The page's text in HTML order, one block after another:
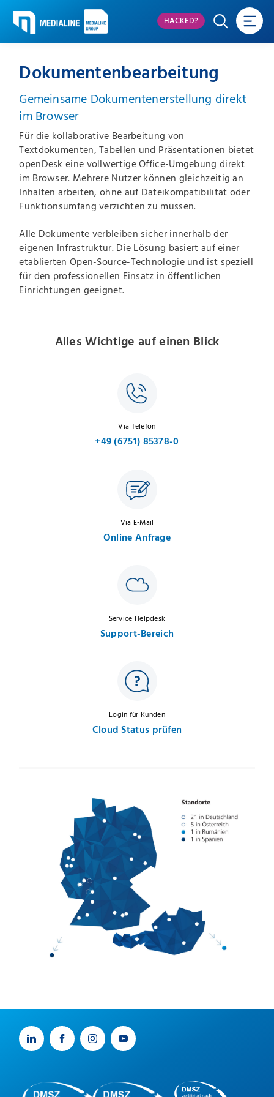
HACKED?
Dokumentenbearbeitung
Gemeinsame Dokumentenerstellung direkt
im Browser
Für die kollaborative Bearbeitung von
Textdokumenten, Tabellen und Präsentationen bietet
openDesk eine vollwertige Office-Umgebung direkt
im Browser. Mehrere Nutzer können gleichzeitig an
Inhalten arbeiten, ohne auf Dateikompatibilität oder
Funktionsumfang verzichten zu müssen.
Alle Dokumente verbleiben sicher innerhalb der
eigenen Infrastruktur. Die Lösung basiert auf einer
etablierten Open-Source-Technologie und ist speziell
für den professionellen Einsatz in öffentlichen
Einrichtungen geeignet.
Alles Wichtige auf einen Blick
Via Telefon
+49 (6751) 85378-0
Via E-Mail
Online Anfrage
Service Helpdesk
Support-Bereich
Login für Kunden
Cloud Status prüfen